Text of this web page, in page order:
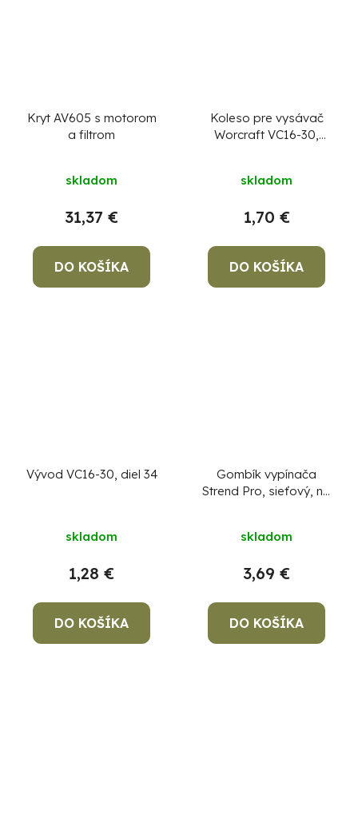
Kryt AV605 s motorom
a filtrom
skladom
31,37 €
DO KOŠÍKA
Koleso pre vysávač
Worcraft VC16-30,
skladom
1,70 €
DO KOŠÍKA
Vývod VC16-30, diel 34
skladom
1,28 €
DO KOŠÍKA
Gombík vypínača
Strend Pro, sieťový, na
skladom
3,69 €
DO KOŠÍKA